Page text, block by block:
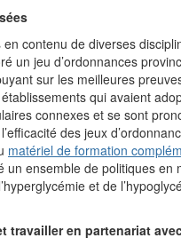
contenu de diverses
un jeu d’ordonnances
sur les meilleures
qui avaient
connexes et se sont
des jeux
matériel de formation
ensemble de politiques
et de
travailler en partenariat